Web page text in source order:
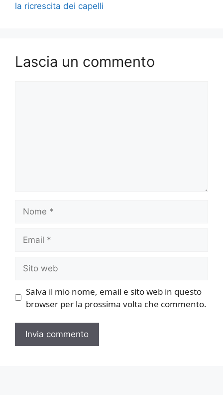
la ricrescita dei capelli
Lascia un commento
web
Salva il mio nome, email e sito web in questo
browser per la prossima volta che commento.